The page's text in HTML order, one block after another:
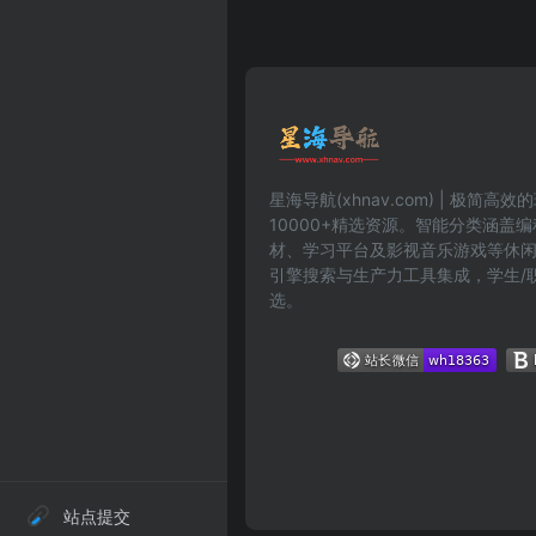
站点提交
星海导航(xhnav.com) | 极简高效
10000+精选资源。智能分类涵盖
材、学习平台及影视音乐游戏等休
引擎搜索与生产力工具集成，学生/
选。